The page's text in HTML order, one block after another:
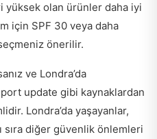
yüksek olan ürünler daha iyi
için SPF 30 veya daha
önerilir.
ve Londra’da
update gibi kaynaklardan
Londra’da yaşayanlar,
sıra diğer güvenlik önlemleri